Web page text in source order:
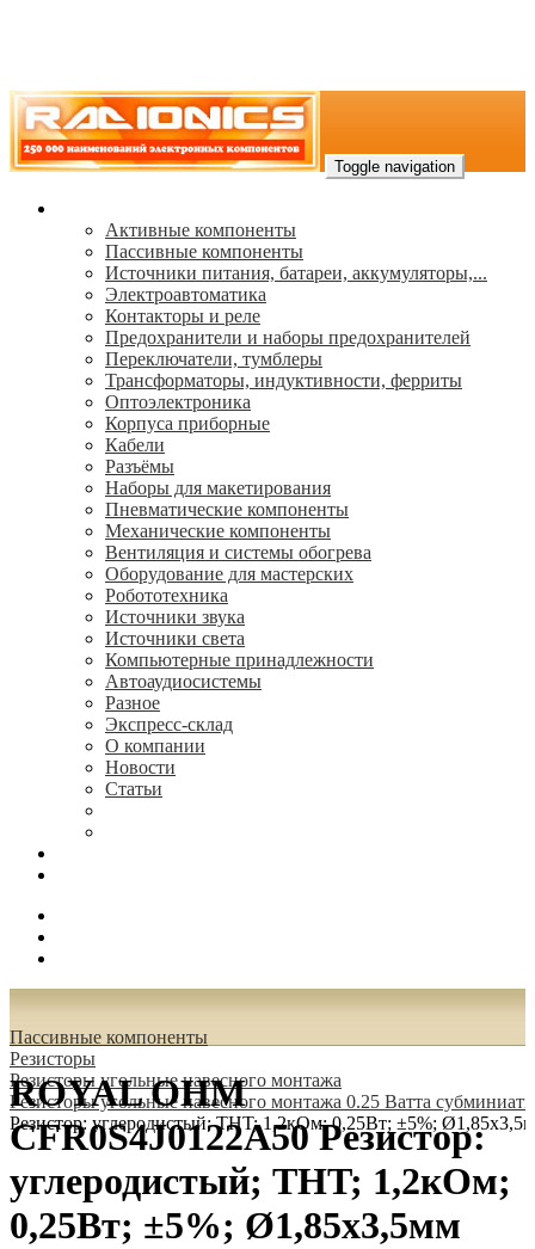
Toggle navigation
Активные компоненты
Пассивные компоненты
Источники питания, батареи, аккумуляторы,...
Электроавтоматика
Контакторы и реле
Предохранители и наборы предохранителей
Переключатели, тумблеры
Трансформаторы, индуктивности, ферриты
Oптоэлектроника
Корпуса приборные
Кабели
Разъёмы
Наборы для макетирования
Пневматические компоненты
Механические компоненты
Вентиляция и системы обогрева
Оборудование для мастерских
Робототехника
Источники звука
Источники света
Компьютерные принадлежности
Автоаудиосистемы
Разное
Экспресс-склад
О компании
Новости
Статьи
Пассивные компоненты
Резисторы
Резисторы угольные навесного монтажа
Резисторы угольные навесного монтажа 0.25 Ватта
Резистор: углеродистый; THT; 1,2кОм; 0,25Вт; ±5%;
ROYAL OHM
CFR0S4J0122A50 Резистор:
углеродистый; THT; 1,2кОм;
0,25Вт; ±5%; Ø1,85x3,5мм